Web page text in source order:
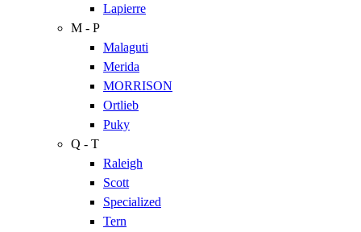
Lapierre
M - P
Malaguti
Merida
MORRISON
Ortlieb
Puky
Q - T
Raleigh
Scott
Specialized
Tern